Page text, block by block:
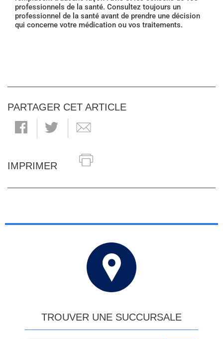
professionnels de la santé. Consultez toujours un
professionnel de la santé avant de prendre une décision
qui concerne votre médication ou vos traitements.
PARTAGER CET ARTICLE
IMPRIMER
TROUVER UNE SUCCURSALE